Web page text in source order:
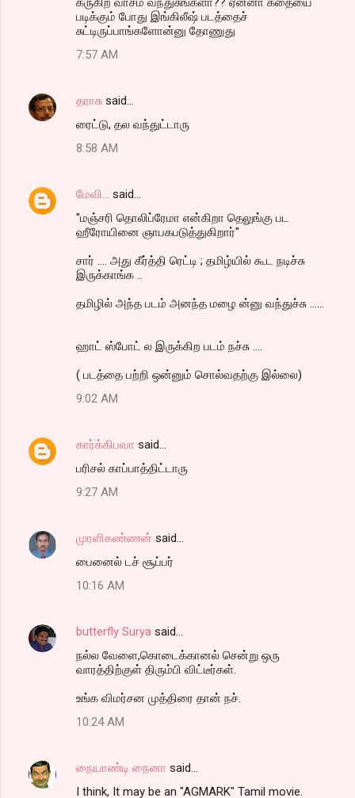
படிக்கும் போது இங்கிலீஷ் படத்தைச்
சுட்டிருப்பாங்களோன்னு தோணுது
7:57 AM
தராசு said…
ரைட்டு, தல வந்துட்டாரு
8:58 AM
மேவி...
said…
"மஞ்சரி தொலிப்ரேமா என்கிறா தெலுங்கு பட
ஹீரோயினை ஞாபகபடுத்துகிறார்"
சார் .... அது கீர்த்தி ரெட்டி ; தமிழ்யில் கூட நடிச்சு
இருக்காங்க ..
தமிழில் அந்த படம் அனந்த மழை ன்னு வந்துச்சு ......
ஹாட் ஸ்போட் ல இருக்கிற படம் நச்சு ....
( படத்தை பற்றி ஒன்னும் சொல்வதற்கு இல்லை)
9:02 AM
கார்க்கிபவா said…
பரிசல் காப்பாத்திட்டாரு
9:27 AM
முரளிகண்ணன் said…
பைனைல் டச் சூப்பர்
10:16 AM
butterfly Surya said…
நல்ல வேளை,கொடைக்கானல் சென்று ஒரு
வாரத்திற்குள் திரும்பி விட்டீர்கள்.
உங்க விமர்சன முத்திரை தான் நச்.
10:24 AM
நையாண்டி நைனா said…
I think, It may be an "AGMARK" Tamil movie.